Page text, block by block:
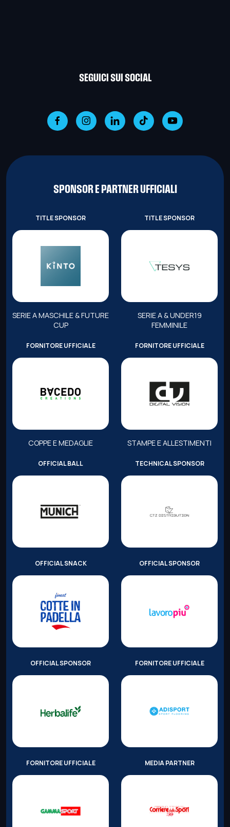
SEGUICI SUI SOCIAL
SPONSOR E PARTNER UFFICIALI
TITLE SPONSOR
SERIE A MASCHILE & FUTURE
CUP
TITLE SPONSOR
SERIE A & UNDER19
FEMMINILE
FORNITORE UFFICIALE
COPPE E MEDAGLIE
FORNITORE UFFICIALE
STAMPE E ALLESTIMENTI
OFFICIAL BALL TECHNICAL SPONSOR
OFFICIAL SNACK OFFICIAL SPONSOR
OFFICIAL SPONSOR FORNITORE UFFICIALE
FORNITORE UFFICIALE MEDIA PARTNER